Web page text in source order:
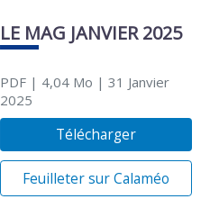
LE MAG JANVIER 2025
PDF| 4,04 Mo | 31 Janvier
2025
Télécharger
Feuilleter sur Calaméo